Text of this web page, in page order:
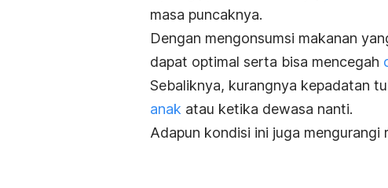
masa puncaknya.
Dengan mengonsumsi makanan
dapat optimal serta bisa mencegah
Sebaliknya, kurangnya kepadatan
anak atau ketika dewasa nanti.
Adapun kondisi ini juga mengurangi